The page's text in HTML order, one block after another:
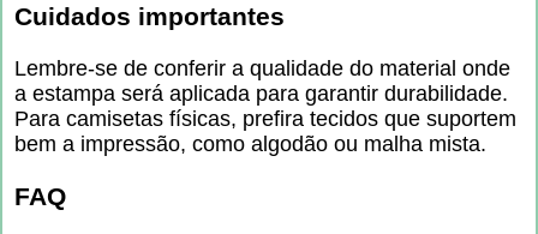
Cuidados importantes
Lembre-se de conferir a qualidade do material onde
a estampa será aplicada para garantir durabilidade.
Para camisetas físicas, prefira tecidos que suportem
bem a impressão, como algodão ou malha mista.
FAQ